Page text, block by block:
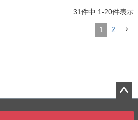
31件中 1-20件表示
1 2